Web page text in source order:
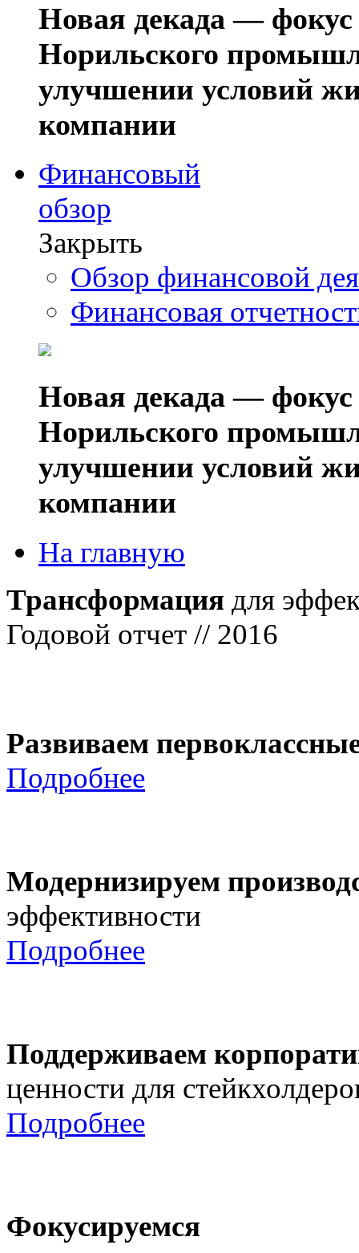
Новая декада — фокус
Норильского
улучшении условий
компании
Финансовый
обзор
Закрыть
Обзор финансовой
Финансовая
Новая декада — фокус
Норильского
улучшении условий
компании
На главную
Трансформация для
Годовой отчет // 2016
Развиваем
Подробнее
Модернизируем
эффективности
Подробнее
Поддерживаем
ценности для
Подробнее
Фокусируемся